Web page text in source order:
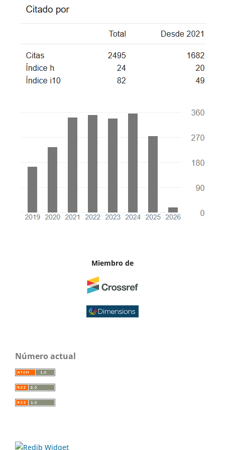
Miembro de
Número actual